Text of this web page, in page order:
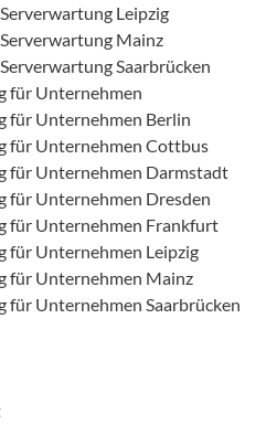
Leipzig
Mainz
Saarbrücken
für Unternehmen
für Unternehmen Berlin
für Unternehmen Cottbus
für Unternehmen Darmstadt
für Unternehmen Dresden
für Unternehmen Frankfurt
für Unternehmen Leipzig
für Unternehmen Mainz
für Unternehmen Saarbrücken